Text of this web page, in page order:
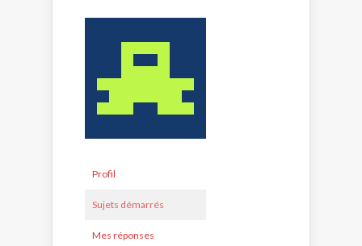
Profil
Sujets démarrés
Mes réponses